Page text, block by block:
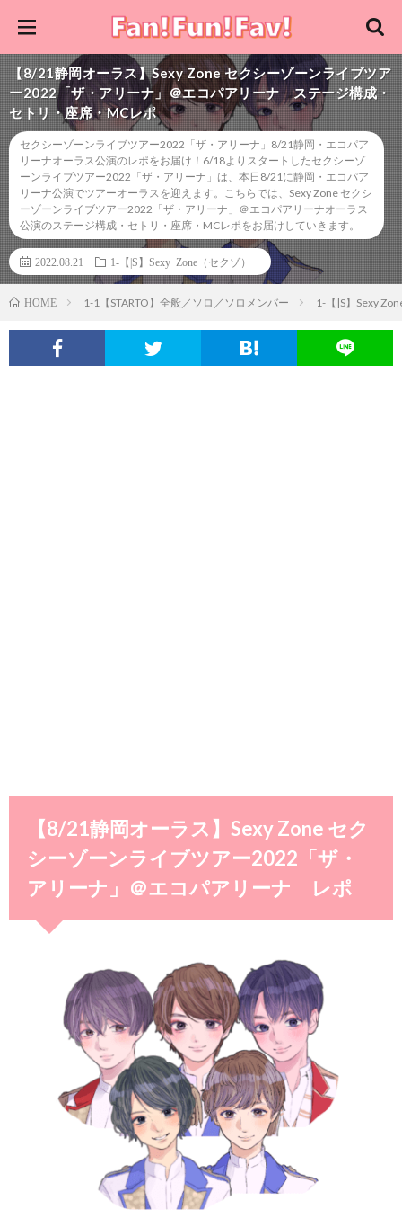
【8/21静岡オーラス】Sexy Zone セクシーゾーンライブツア
ー2022「ザ・アリーナ」＠エコパアリーナ ステージ構成・
セトリ・座席・MCレポ
セクシーゾーンライブツアー2022「ザ・アリーナ」8/21静岡・エコパア
リーナオーラス公演のレポをお届け！6/18よりスタートしたセクシーゾ
ーンライブツアー2022「ザ・アリーナ」は、本日8/21に静岡・エコパア
リーナ公演でツアーオーラスを迎えます。こちらでは、Sexy Zone セクシ
ーゾーンライブツアー2022「ザ・アリーナ」＠エコパアリーナオーラス
公演のステージ構成・セトリ・座席・MCレポをお届けしていきます。
2022.08.21 1-【|S】Sexy Zone（セクゾ）
HOME 1-1【STARTO】全般／ソロ／ソロメンバー 1-【|S】Sexy
【8/21静岡オーラス】Sexy Zone セク
シーゾーンライブツアー2022「ザ・
アリーナ」＠エコパアリーナ レポ